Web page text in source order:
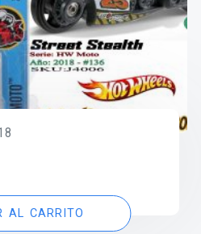
AL CARRITO